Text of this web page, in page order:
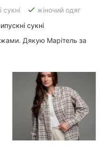
сукні done жіночий одяг
сукні
Дякую Марітель за